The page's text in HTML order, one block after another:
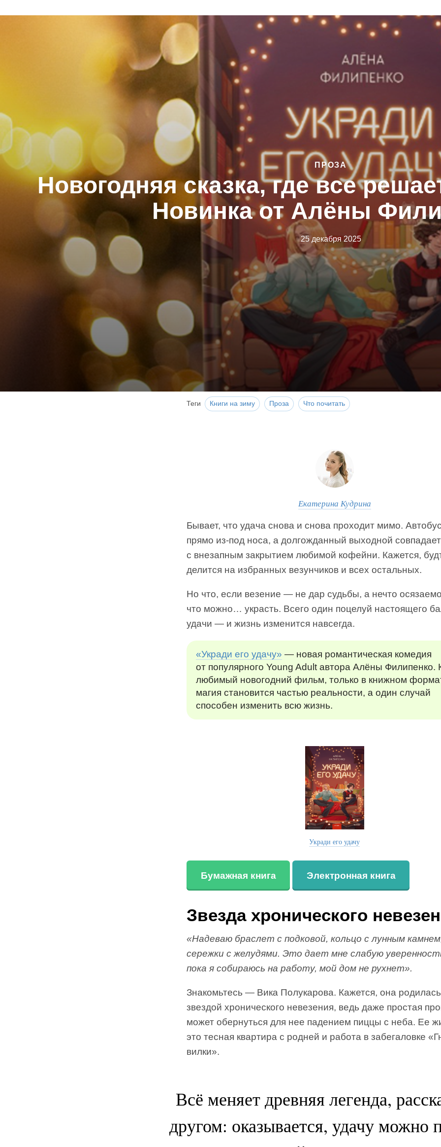
ПРОЗА
Новогодняя сказка, где все
Новинка от Алёны
25 декабря 2025
Теги Книги на зиму Проза Что почитать
Екатерина Кудрина
Бывает, что удача снова и снова проходит мимо.
прямо из-под носа, а долгожданный выходной совпадает
с внезапным закрытием любимой кофейни. Кажется,
делится на избранных везунчиков и всех остальных.
Но что, если везение — не дар судьбы, а нечто
что можно… украсть. Всего один поцелуй настоящего
удачи — и жизнь изменится навсегда.
«Укради его удачу» — новая романтическая комедия
от популярного Young Adult автора Алёны Филипенко.
любимый новогодний фильм, только в книжном
магия становится частью реальности, а один случай
способен изменить всю жизнь.
Укради его удачу
Бумажная книга Электронная книга
Звезда хронического
«Надеваю браслет с подковой, кольцо с лунным
сережки с желудями. Это дает мне слабую
пока я собираюсь на работу, мой дом не рухнет».
Знакомьтесь — Вика Полукарова. Кажется, она
звездой хронического невезения, ведь даже простая
может обернуться для нее падением пиццы с неба. Ее
это тесная квартира с родней и работа в забегаловке
вилки».
Всё меняет древняя легенда,
другом: оказывается, удачу можно